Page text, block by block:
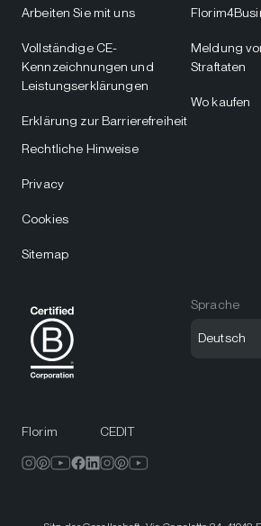
Arbeiten Sie mit uns
Vollständige CE-
Kennzeichnungen und
Leistungserklärungen
Erklärung zur Barrierefreiheit
Meldung
Straftaten
Wo kaufen
Rechtliche Hinweise
Privacy
Cookies
Sitemap
Sprache
Deutsch
Florim CEDIT